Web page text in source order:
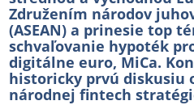
Združením národov
(ASEAN) a prinesie top
schvaľovanie hypoték
digitálne euro, MiCa.
historicky prvú diskusiu
národnej fintech